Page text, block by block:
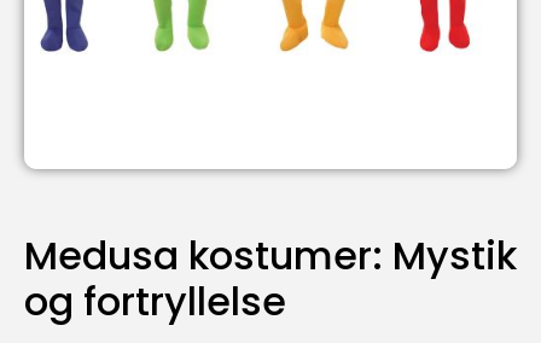
Medusa kostumer: Mystik
og fortryllelse